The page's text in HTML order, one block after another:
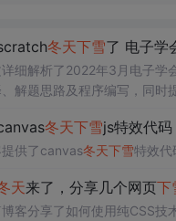
冬天下雪了 电子学
细解析了2022年3月电子学
解题思路及程序编写，同时
冬天下雪js特效代码
提供了canvas冬天下雪特效代
天来了，分享几个网页下
客分享了如何使用纯CSS技